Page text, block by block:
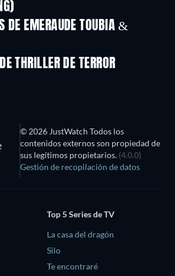
DE EMERAUDE TOUBIA &
THRILLER DE TERROR
© 2026 JustWatch Todos los
contenidos externos son propiedad de
sus legítimos propietarios. (4.0.0)
Gestión de recopilación de datos
Top 5 Series de TV
La casa del dragón
Silo
Te encontraré